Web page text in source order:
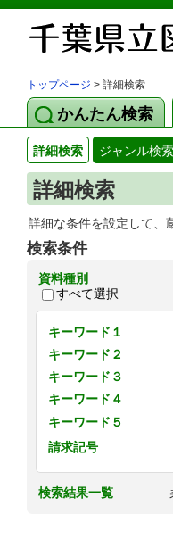
トップページ > 詳細検索
かんたん検索
詳細検索 ジャンル検索
詳細検索
詳細な条件を設定して、
検索条件
資料種別
すべて選択
キーワード１
キーワード２
キーワード３
キーワード４
キーワード５
請求記号
検索結果一覧